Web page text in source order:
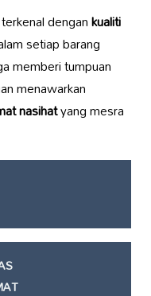
dengankualiti
setiap barang
memberi tumpuan
menawarkan
nasihatyang mesra